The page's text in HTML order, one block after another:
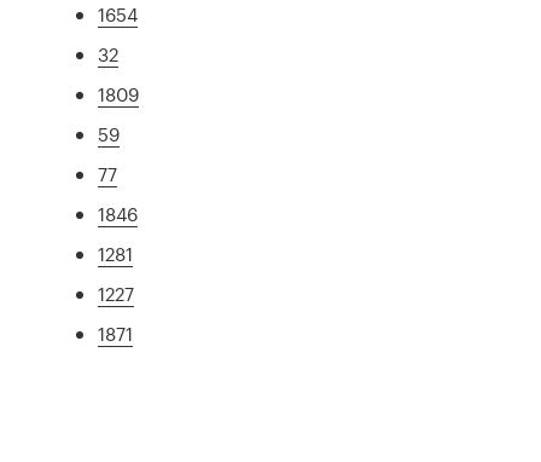
1654
32
1809
59
77
1846
1281
1227
1871